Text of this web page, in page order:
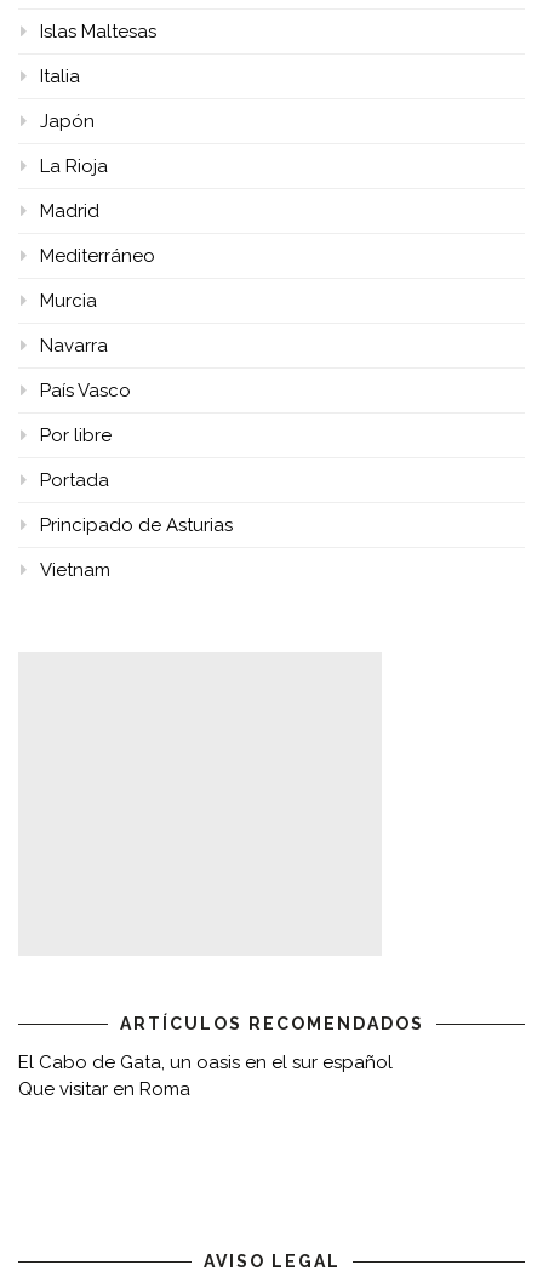
Islas Maltesas
Italia
Japón
La Rioja
Madrid
Mediterráneo
Murcia
Navarra
País Vasco
Por libre
Portada
Principado de Asturias
Vietnam
ARTÍCULOS RECOMENDADOS
El Cabo de Gata, un oasis en el sur español
Que visitar en Roma
AVISO LEGAL